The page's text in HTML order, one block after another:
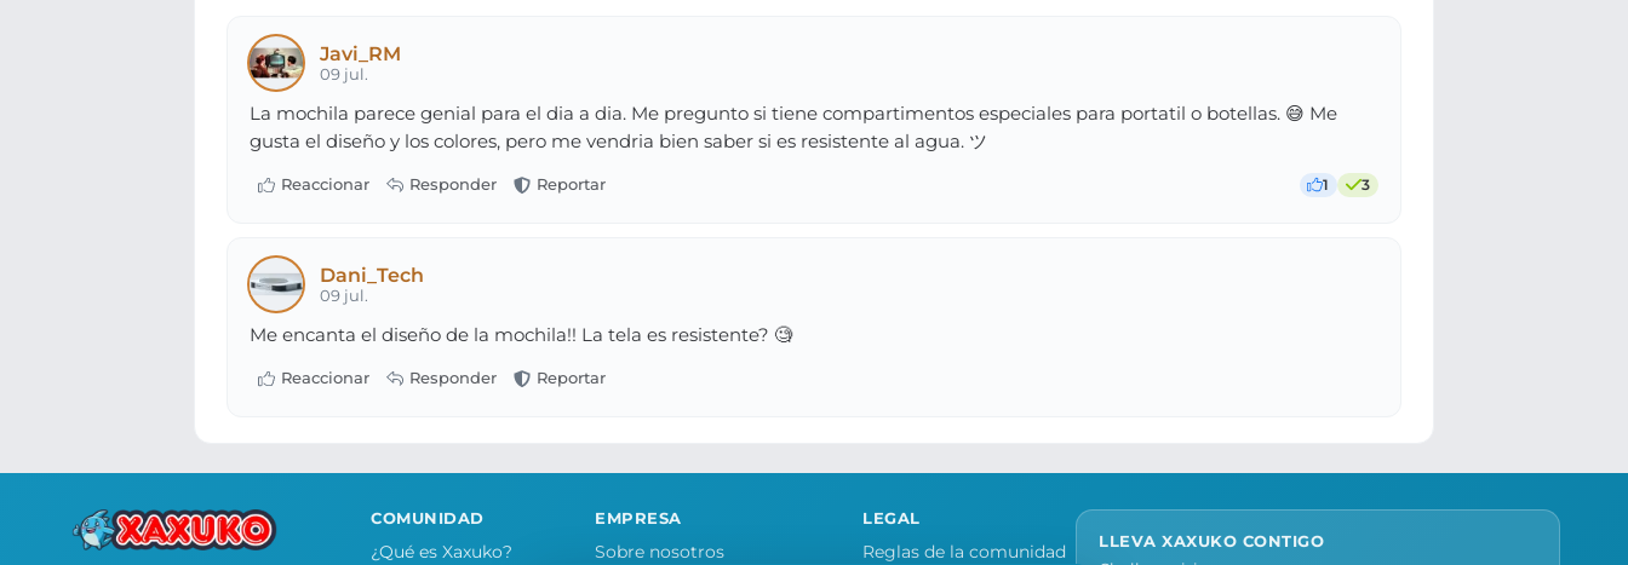
Javi_RM
09 jul.
La mochila parece genial para el dia a dia. Me pregunto si tiene compartimentos especiales para portatil o botellas. 😅 Me
gusta el diseño y los colores, pero me vendria bien saber si es resistente al agua. ツ
1 3
Dani_Tech
09 jul.
Me encanta el diseño de la mochila!! La tela es resistente? 🧐
COMUNIDAD
¿Qué es Xaxuko?
EMPRESA
Sobre nosotros
LEGAL
Reglas de la comunidad
LLEVA XAXUKO CONTIGO